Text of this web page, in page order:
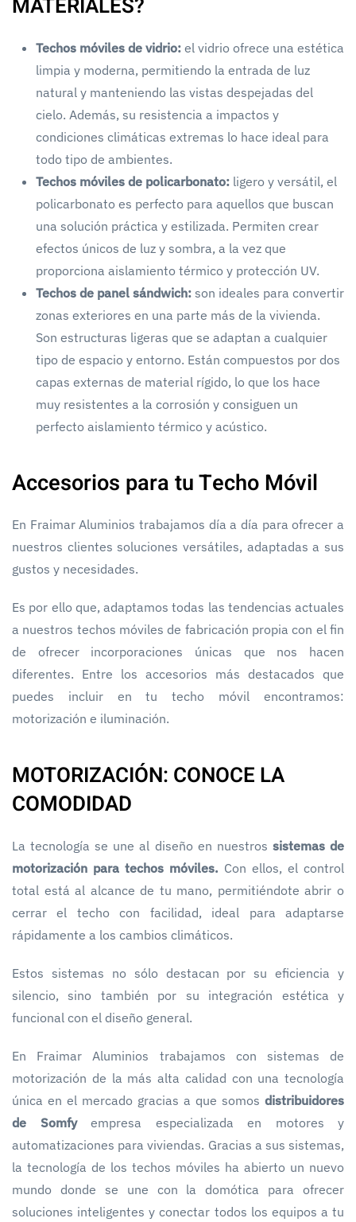
MATERIALES?
Techos móviles de vidrio: el vidrio ofrece una estética
limpia y moderna, permitiendo la entrada de luz
natural y manteniendo las vistas despejadas del
cielo. Además, su resistencia a impactos y
condiciones climáticas extremas lo hace ideal para
todo tipo de ambientes.
Techos móviles de policarbonato: ligero y versátil, el
policarbonato es perfecto para aquellos que buscan
una solución práctica y estilizada. Permiten crear
efectos únicos de luz y sombra, a la vez que
proporciona aislamiento térmico y protección UV.
Techos de panel sándwich: son ideales para convertir
zonas exteriores en una parte más de la vivienda.
Son estructuras ligeras que se adaptan a cualquier
tipo de espacio y entorno. Están compuestos por dos
capas externas de material rígido, lo que los hace
muy resistentes a la corrosión y consiguen un
perfecto aislamiento térmico y acústico.
Accesorios para tu Techo Móvil
En Fraimar Aluminios trabajamos día a día para ofrecer a
nuestros clientes soluciones versátiles, adaptadas a sus
gustos y necesidades.
Es por ello que, adaptamos todas las tendencias actuales
a nuestros techos móviles de fabricación propia con el fin
de ofrecer incorporaciones únicas que nos hacen
diferentes. Entre los accesorios más destacados que
puedes incluir en tu techo móvil encontramos:
motorización e iluminación.
MOTORIZACIÓN: CONOCE LA
COMODIDAD
La tecnología se une al diseño en nuestros sistemas de
motorización para techos móviles. Con ellos, el control
total está al alcance de tu mano, permitiéndote abrir o
cerrar el techo con facilidad, ideal para adaptarse
rápidamente a los cambios climáticos.
Estos sistemas no sólo destacan por su eficiencia y
silencio, sino también por su integración estética y
funcional con el diseño general.
En Fraimar Aluminios trabajamos con sistemas de
motorización de la más alta calidad con una tecnología
única en el mercado gracias a que somos distribuidores
de Somfyempresa especializada en motores y
automatizaciones para viviendas. Gracias a sus sistemas,
la tecnología de los techos móviles ha abierto un nuevo
mundo donde se une con la domótica para ofrecer
soluciones inteligentes y conectar todos los equipos a tu